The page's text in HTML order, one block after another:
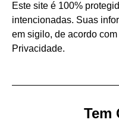
Este site é 100%
intencionadas. Suas
em sigilo, de acordo
Privacidade.
Tem